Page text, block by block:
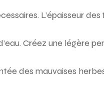
L’épaisseur
Créez une légère
des mauvaises